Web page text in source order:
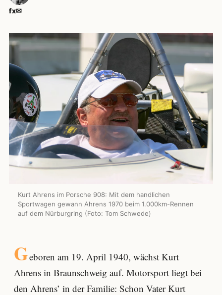
fx✉
Kurt Ahrens im Porsche 908: Mit dem handlichen
Sportwagen gewann Ahrens 1970 beim 1.000km-Rennen
auf dem Nürburgring (Foto: Tom Schwede)
Geboren am 19. April 1940, wächst Kurt
Ahrens in Braunschweig auf. Motorsport liegt bei
den Ahrens’ in der Familie: Schon Vater Kurt